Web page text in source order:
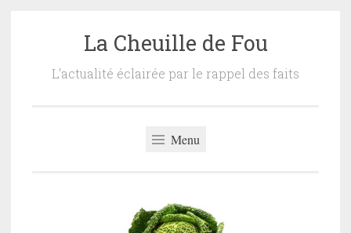
La Cheuille de Fou
L'actualité éclairée par le rappel des faits
Menu